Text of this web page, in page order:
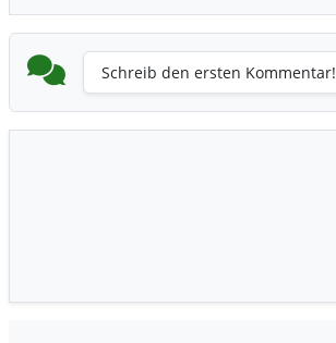
Schreib den ersten Kommentar!